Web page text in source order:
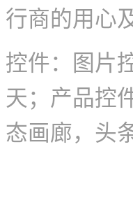
行商的用心
控件：图片
天；产品控
态画廊，头